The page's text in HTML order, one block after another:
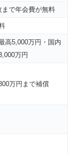
まで年会費が無料
高5,000万円・国内
万円
万円まで補償